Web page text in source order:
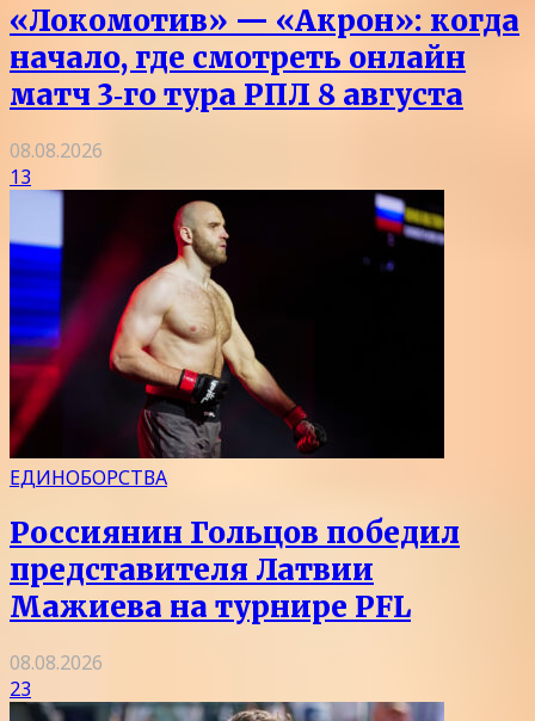
«Локомотив» — «Акрон»: когда
начало, где смотреть онлайн
матч 3‑го тура РПЛ 8 августа
08.08.2026
13
ЕДИНОБОРСТВА
Россиянин Гольцов победил
представителя Латвии
Мажиева на турнире PFL
08.08.2026
23